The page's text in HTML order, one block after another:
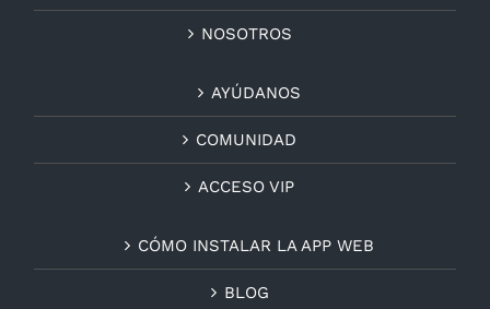
NOSOTROS
AYÚDANOS
COMUNIDAD
ACCESO VIP
CÓMO INSTALAR LA APP WEB
BLOG